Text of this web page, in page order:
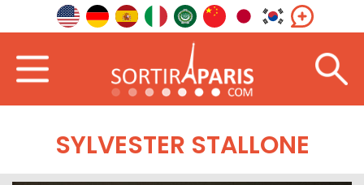
SYLVESTER STALLONE